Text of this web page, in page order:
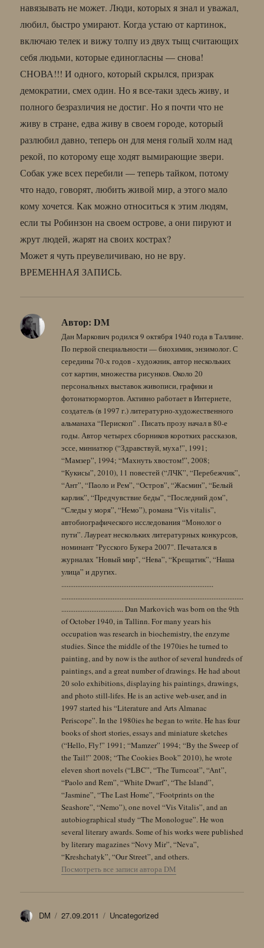
навязывать не может. Люди, которых я знал и уважал,
любил, быстро умирают. Когда устаю от картинок,
включаю телек и вижу толпу из двух тыщ считающих
себя людьми, которые единогласны — снова!
СНОВА!!! И одного, который скрылся, призрак
демократии, смех один. Но я все-таки здесь живу, и
полного безразличия не достиг. Но я почти что не
живу в стране, едва живу в своем городе, который
разлюбил давно, теперь он для меня голый холм над
рекой, по которому еще ходят вымирающие звери.
Собак уже всех перебили — теперь тайком, потому
что надо, говорят, любить живой мир, а этого мало
кому хочется. Как можно относиться к этим людям,
если ты Робинзон на своем острове, а они пируют и
жрут людей, жарят на своих кострах?
Может я чуть преувеличиваю, но не вру.
ВРЕМЕННАЯ ЗАПИСЬ.
Автор: DM
Дан Маркович родился 9 октября 1940 года в Таллине.
По первой специальности — биохимик, энзимолог. С
середины 70-х годов - художник, автор нескольких
сот картин, множества рисунков. Около 20
персональных выставок живописи, графики и
фотонатюрмортов. Активно работает в Интернете,
создатель (в 1997 г.) литературно-художественного
альманаха “Перископ” . Писать прозу начал в 80-е
годы. Автор четырех сборников коротких рассказов,
эссе, миниатюр (“Здравствуй, муха!”, 1991;
“Мамзер”, 1994; “Махнуть хвостом!”, 2008;
“Кукисы”, 2010), 11 повестей (“ЛЧК”, “Перебежчик”,
“Ант”, “Паоло и Рем”, “Остров”, “Жасмин”, “Белый
карлик”, “Предчувствие беды”, “Последний дом”,
“Следы у моря”, “Немо”), романа “Vis vitalis”,
автобиографического исследования “Монолог о
пути”. Лауреат нескольких литературных конкурсов,
номинант "Русского Букера 2007". Печатался в
журналах "Новый мир", “Нева”, “Крещатик”, “Наша
улица” и других.
......................................................................................
.......................................................................................................
................................... Dan Markovich was born on the 9th
of October 1940, in Tallinn. For many years his
occupation was research in biochemistry, the enzyme
studies. Since the middle of the 1970ies he turned to
painting, and by now is the author of several hundreds of
paintings, and a great number of drawings. He had about
20 solo exhibitions, displaying his paintings, drawings,
and photo still-lifes. He is an active web-user, and in
1997 started his “Literature and Arts Almanac
Periscope”. In the 1980ies he began to write. He has four
books of short stories, essays and miniature sketches
(“Hello, Fly!” 1991; “Mamzer” 1994; “By the Sweep of
the Tail!” 2008; “The Cookies Book” 2010), he wrote
eleven short novels (“LBC”, “The Turncoat”, “Ant”,
“Paolo and Rem”, “White Dwarf”, “The Island”,
“Jasmine”, “The Last Home”, “Footprints on the
Seashore”, “Nemo”), one novel “Vis Vitalis”, and an
autobiographical study “The Monologue”. He won
several literary awards. Some of his works were published
by literary magazines “Novy Mir”, “Neva”,
“Kreshchatyk”, “Our Street”, and others.
Посмотреть все записи автора DM
Автор
DM Опубликовано
27.09.2011 Рубрики
Uncategorized